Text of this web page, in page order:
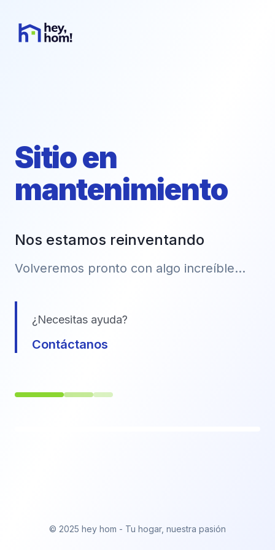
Sitio en
mantenimiento
Nos estamos reinventando
Volveremos pronto con algo increíble...
¿Necesitas ayuda?
Contáctanos
© 2025 hey hom - Tu hogar, nuestra pasión